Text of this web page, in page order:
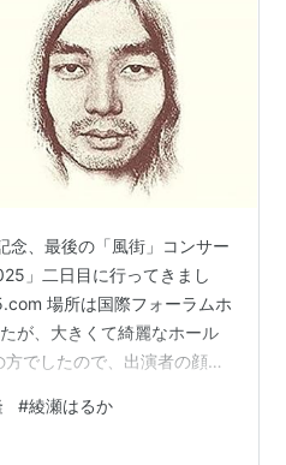
念、最後の「風街」コンサー
」二日目に行ってきまし
場所は国際フォーラムホ
が、大きくて綺麗なホール
でしたので、出演者の顔・
イブには行ってきたもの
（違いは何でしょうね？）
#綾瀬はるか